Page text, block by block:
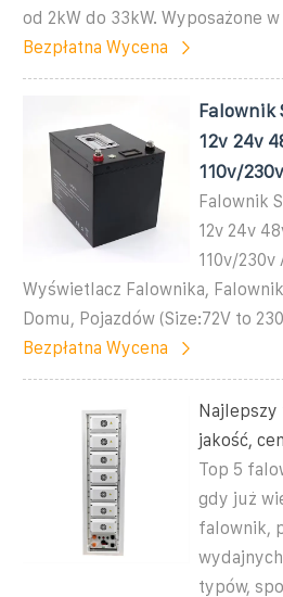
od 2kW do 33kW. Wyposażone w
Bezpłatna Wycena
Falownik
12v 24v
110v/230v
Falownik
12v 24v
110v/230v
Wyświetlacz Falownika,
Domu, Pojazdów (Size:72V to
Bezpłatna Wycena
Najlepszy
jakość,
Top 5
gdy już
falownik,
typów,